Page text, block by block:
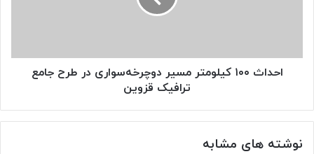
ترافیک
قزوین
احداث ۱۰۰ کیلومتر مسیر دوچرخه‌سواری در طرح جامع
ترافیک قزوین
نوشته های مشابه